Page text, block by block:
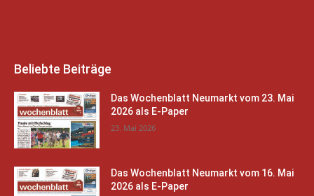
Beliebte Beiträge
Das Wochenblatt Neumarkt vom 23. Mai
2026 als E-Paper
23. Mai 2026
Das Wochenblatt Neumarkt vom 16. Mai
2026 als E-Paper